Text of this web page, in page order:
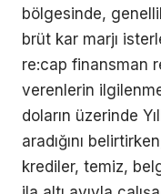
bölgesinde,
brüt kar marjı
re:cap finansman
verenlerin
doların üzerinde
aradığını
krediler, temiz,